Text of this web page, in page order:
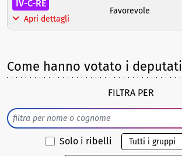
IV-C-RE
Apri dettagli
Favorevole
Come hanno votato i deputati
FILTRA PER
Solo i ribelli